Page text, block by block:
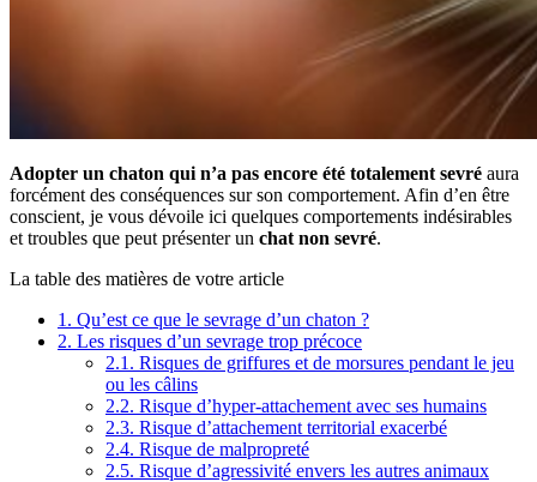
Adopter un chaton qui n’a pas encore été totalement sevré aura
forcément des conséquences sur son comportement. Afin d’en être
conscient, je vous dévoile ici quelques comportements indésirables
et troubles que peut présenter un chat non sevré.
La table des matières de votre article
1. Qu’est ce que le sevrage d’un chaton ?
2. Les risques d’un sevrage trop précoce
2.1. Risques de griffures et de morsures pendant le jeu
ou les câlins
2.2. Risque d’hyper-attachement avec ses humains
2.3. Risque d’attachement territorial exacerbé
2.4. Risque de malpropreté
2.5. Risque d’agressivité envers les autres animaux